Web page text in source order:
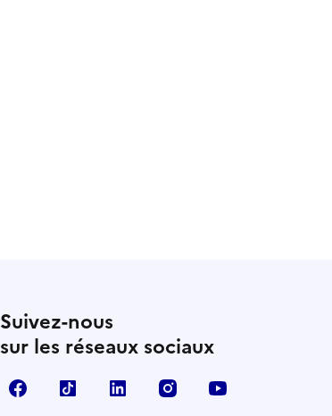
Suivez-nous
sur les réseaux sociaux
FacebookTikTok LinkedIn Instagram